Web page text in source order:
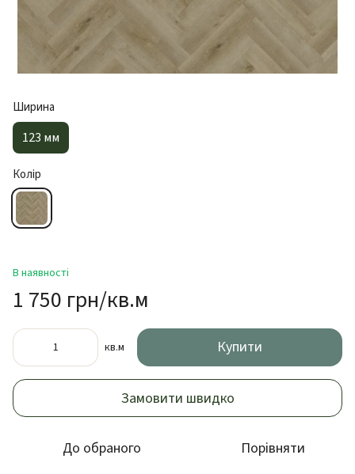
Ширина
123 мм
Колір
В наявності
1 750 грн/кв.м
кв.м Купити
Замовити швидко
До обраного Порівняти